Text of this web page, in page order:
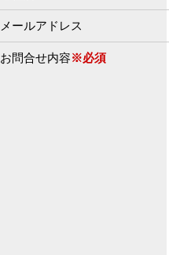
メールアドレス
お問合せ内容※必須